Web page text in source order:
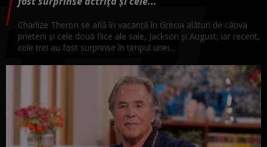
Charlize Theron se află în vacanță în Grecia alături de câțiva
prieteni și cele două fiice ale sale, Jackson și August, iar recent,
cele trei au fost surprinse în timpul unei...